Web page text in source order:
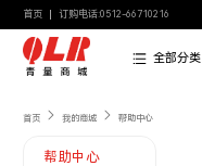
首页 订购电话:0512-66710216
全部分类
首页 我的商城 帮助中心
帮助中心